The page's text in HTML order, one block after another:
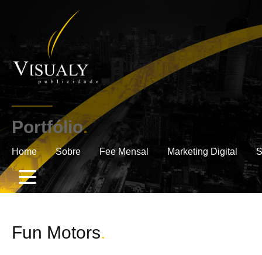
Home Sobre Fee Mensal Marketing Digital
Portfólio.
Fun Motors.